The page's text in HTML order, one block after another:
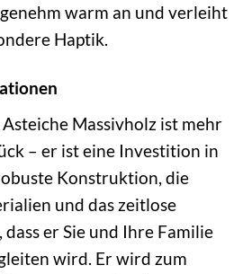
warm an und verleiht
Haptik.
Massivholz ist mehr
– er ist eine Investition in
Konstruktion, die
und das zeitlose
er Sie und Ihre Familie
wird. Er wird zum